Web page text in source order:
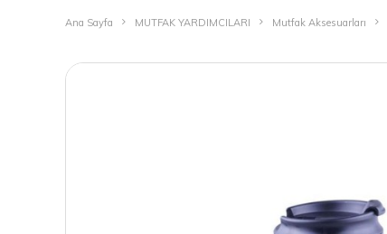
Ana Sayfa MUTFAK YARDIMCILARI Mutfak Aksesuarları